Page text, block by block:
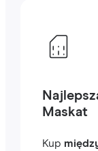
Maskat
Kup